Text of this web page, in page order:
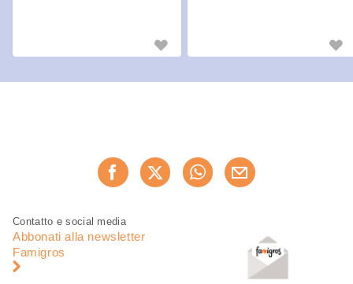
Consiglia ora
Piè
pagina
Navigazione
pagina
Contatto e social media
Abbonati alla newsletter
Famigros